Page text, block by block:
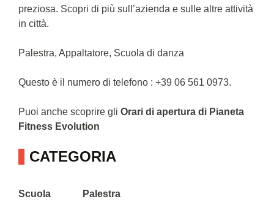
preziosa. Scopri di più sull’azienda e sulle altre attività
in città.
Palestra, Appaltatore, Scuola di danza
Questo è il numero di telefono : +39 06 561 0973.
Puoi anche scoprire gli Orari di apertura di Pianeta
Fitness Evolution
CATEGORIA
Scuola
Palestra